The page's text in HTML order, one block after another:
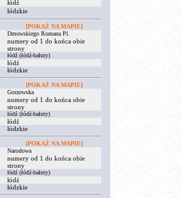
łódź
łódzkie
[POKAŻ NA MAPIE]
Dmowskiego Romana Pl.
numery od 1 do końca obie
strony
łódź (łódź-bałuty)
łódź
łódzkie
[POKAŻ NA MAPIE]
Gorzowska
numery od 1 do końca obie
strony
łódź (łódź-bałuty)
łódź
łódzkie
[POKAŻ NA MAPIE]
Narodowa
numery od 1 do końca obie
strony
łódź (łódź-bałuty)
łódź
łódzkie